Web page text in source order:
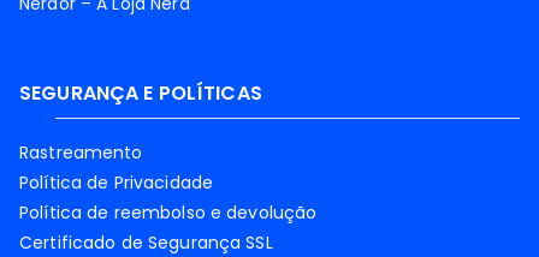
SEGURANÇA E POLÍTICAS
Rastreamento
Política de Privacidade
Política de reembolso e devolução
Certificado de Segurança SSL